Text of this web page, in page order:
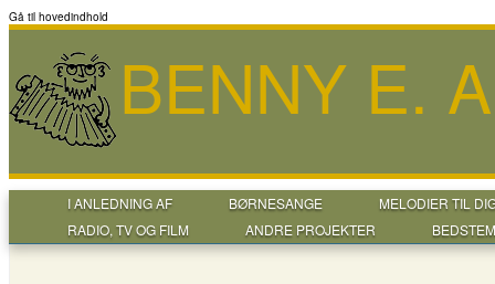
Gå til hovedindhold
BENNY E.
I ANLEDNING AF BØRNESANGE
MELODIER TIL
RADIO, TV OG FILM
ANDRE PROJEKTER